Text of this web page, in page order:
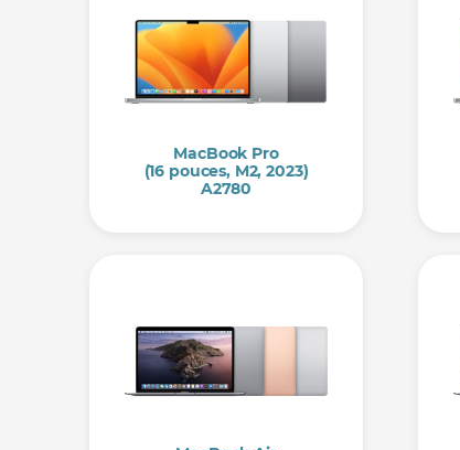
MacBook Pro
(16 pouces, M2, 2023)
A2780